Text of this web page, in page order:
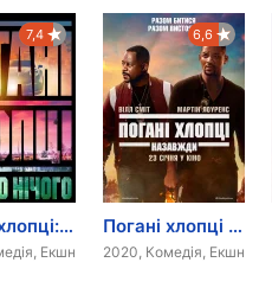
7,4
Погані хлопці: все або нічого
Екшн
6,6
Погані хлопці назавжди
2020, Комедія, Екшн